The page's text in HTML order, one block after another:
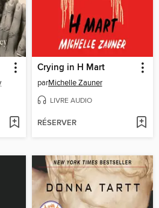
Crying in H Mart
parMichelle Zauner
LIVRE AUDIO
RÉSERVER